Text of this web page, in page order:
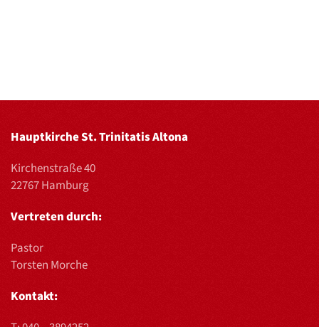
Hauptkirche St. Trinitatis Altona
Kirchenstraße 40
22767 Hamburg
Vertreten durch:
Pastor
Torsten Morche
Kontakt: